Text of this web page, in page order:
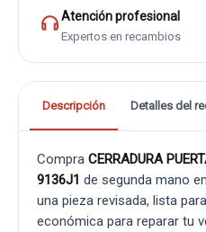
Atención profesional
Expertos en recambios
Descripción Detalles del
Compra CERRADURA
9136J1 de segunda mano
una pieza revisada, lista
económica para reparar tu